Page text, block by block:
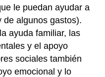
le puedan ayudar a
de algunos gastos).
ayuda familiar, las
y el apoyo
sociales también
emocional y lo